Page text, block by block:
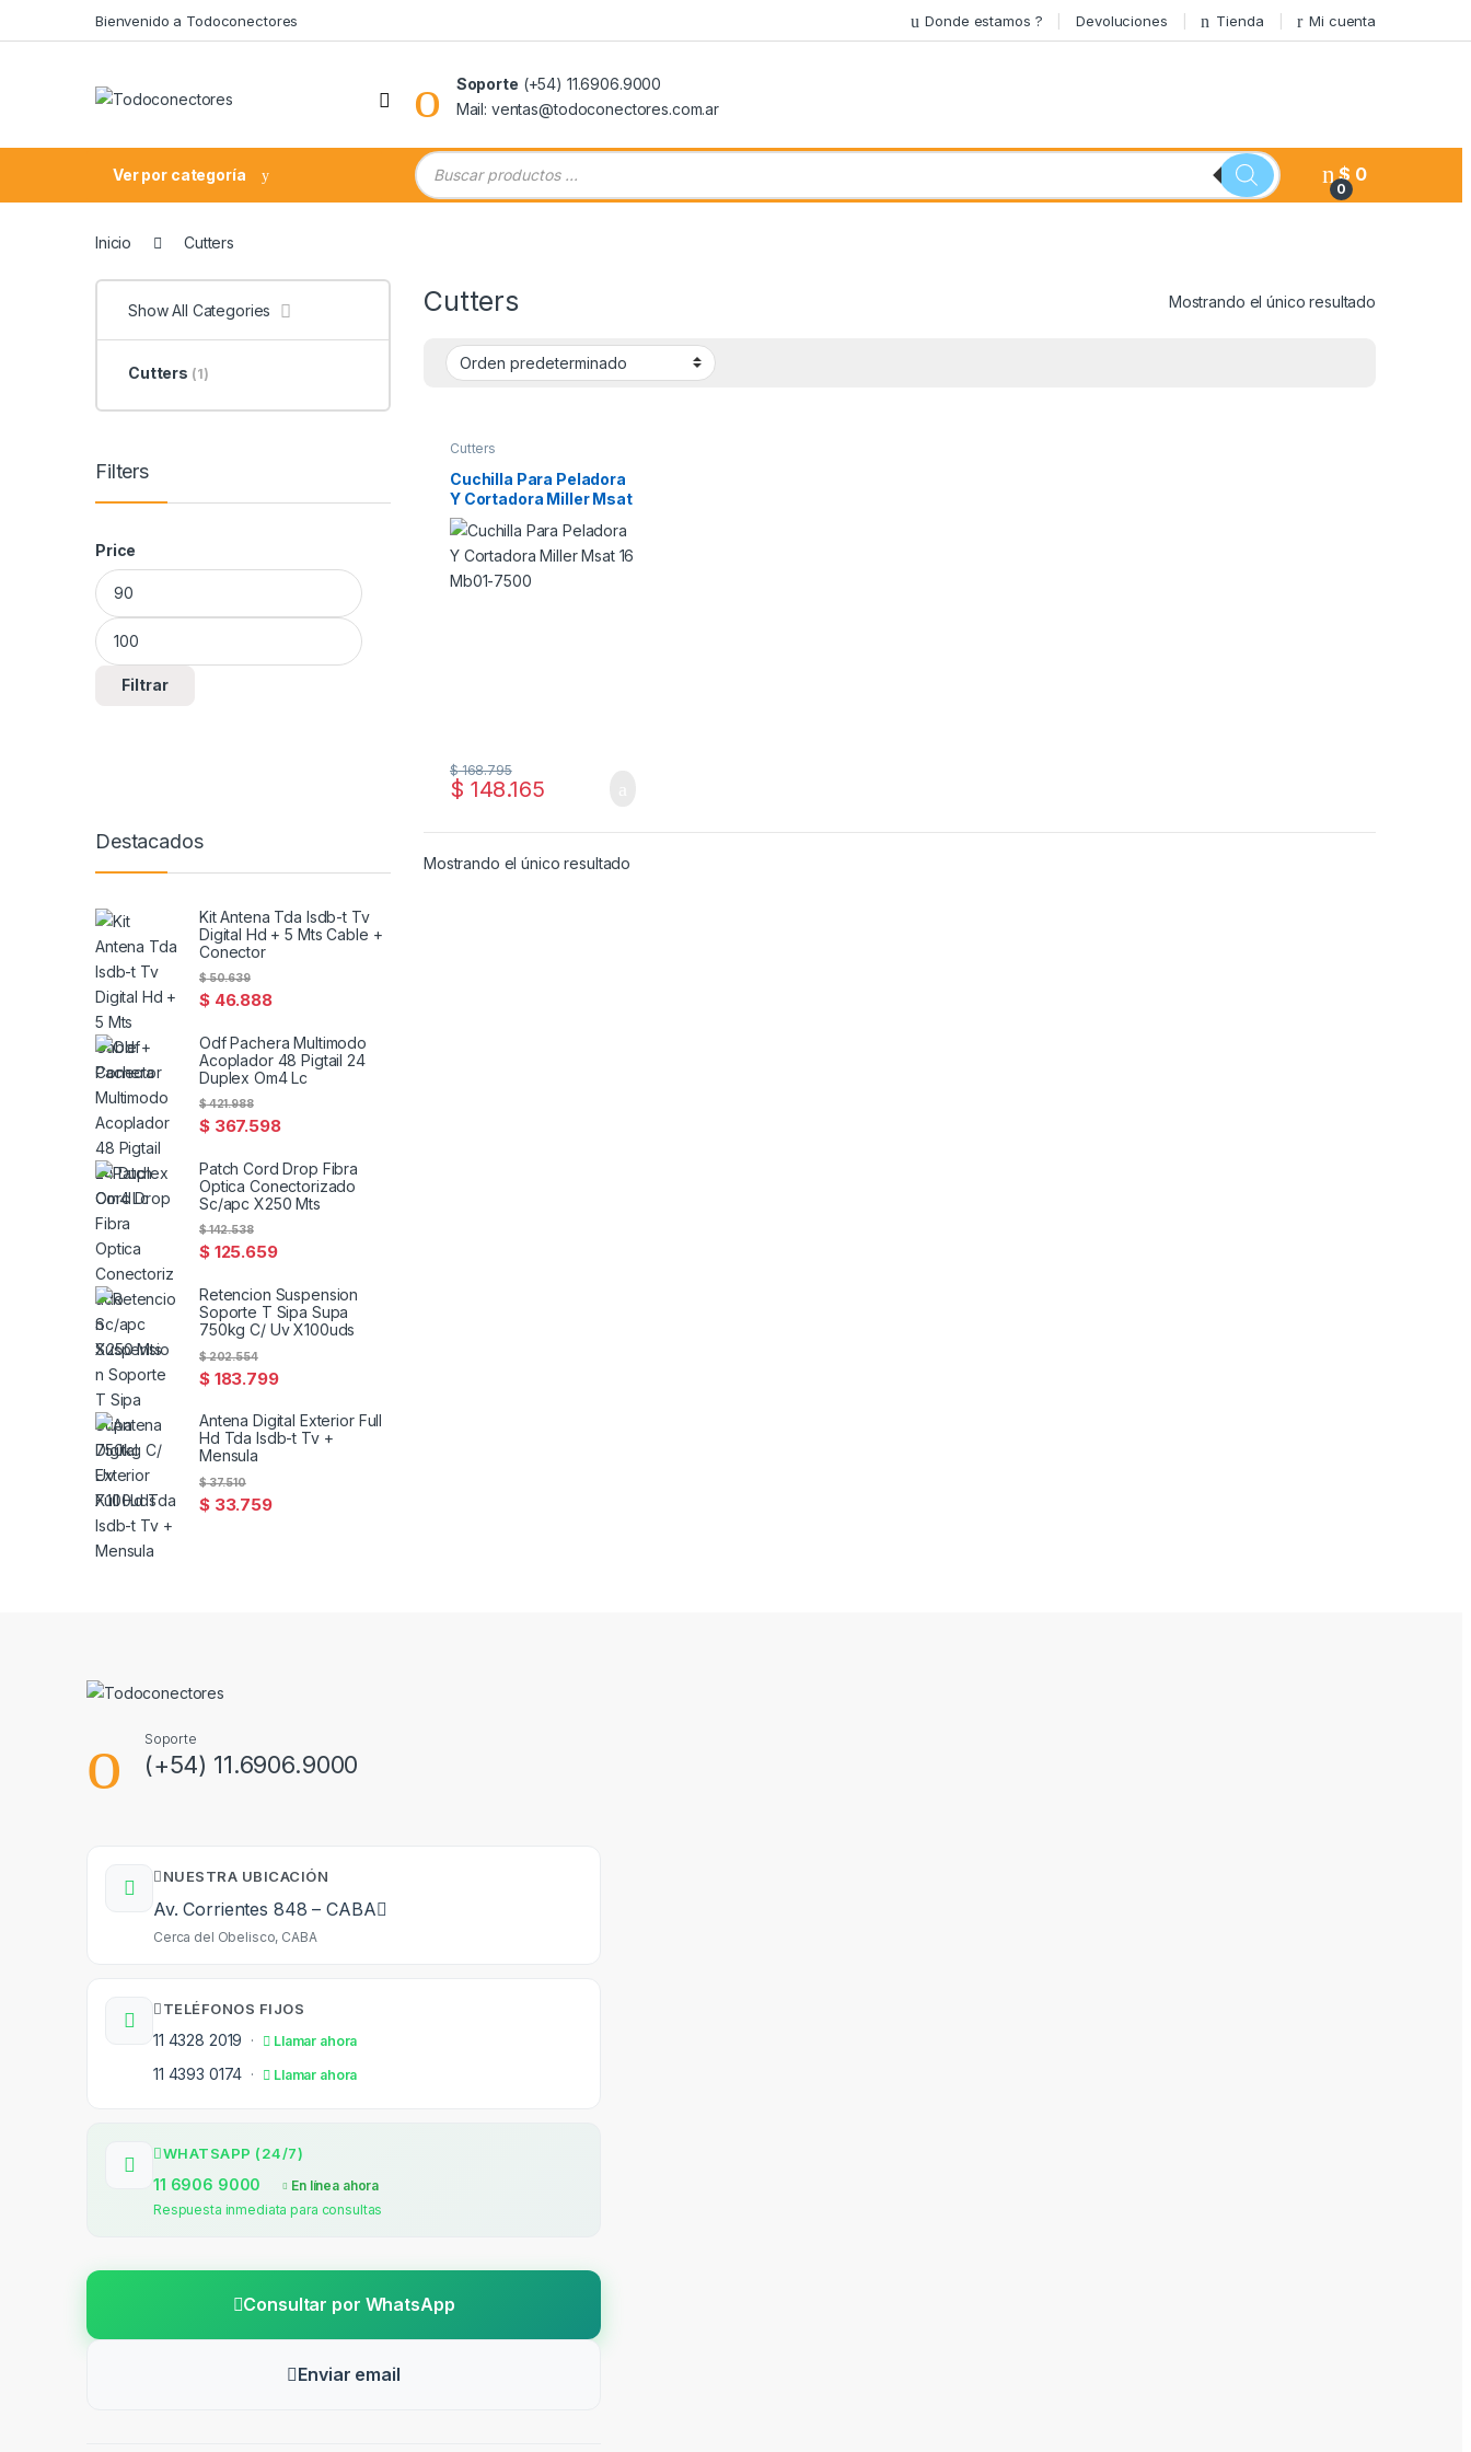
Bienvenido a Todoconectores Donde estamos ? Devoluciones Tienda Mi cuenta
Soporte (+54) 11.6906.9000
Mail: ventas@todoconectores.com.ar
Ver por categoría
Búsqueda de productos
0
$ 0
Inicio Cutters
Cutters Mostrando el único resultado
Cutters
Cuchilla Para Peladora
Y Cortadora Miller Msat
16 Mb01-7500
$ 148.165
$168.795
Mostrando el único resultado
Show All Categories
Cutters (1)
Filters
Price
Precio mínimo
Precio máximo
Filtrar
Destacados
Kit Antena Tda Isdb-t Tv
Digital Hd + 5 Mts Cable +
Conector
$46.888
$50.639
Odf Pachera Multimodo
Acoplador 48 Pigtail 24
Duplex Om4 Lc
$367.598
$421.988
Patch Cord Drop Fibra
Optica Conectorizado
Sc/apc X250 Mts
$125.659
$142.538
Retencion Suspension
Soporte T Sipa Supa
750kg C/ Uv X100uds
$183.799
$202.554
Antena Digital Exterior Full
Hd Tda Isdb-t Tv +
Mensula
$33.759
$37.510
Soporte
(+54) 11.6906.9000
NUESTRA UBICACIÓN
Av. Corrientes 848 – CABA
Cerca del Obelisco, CABA
TELÉFONOS FIJOS
11 4328 2019 · Llamar ahora
11 4393 0174 · Llamar ahora
WHATSAPP (24/7)
11 6906 9000
En línea ahora
Respuesta inmediata para consultas
Consultar por WhatsApp
Enviar email